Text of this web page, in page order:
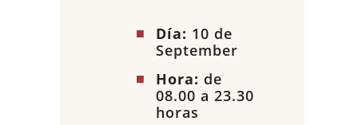
Día: 10 de
September
Hora: de
08.00 a 23.30
horas